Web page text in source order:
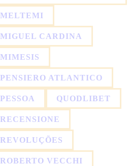
MELTEMI
MIGUEL CARDINA
MIMESIS
PENSIERO ATLANTICO
PESSOA QUODLIBET
RECENSIONE
REVOLUÇÕES
ROBERTO VECCHI